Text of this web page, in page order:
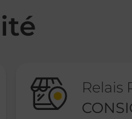
Relais